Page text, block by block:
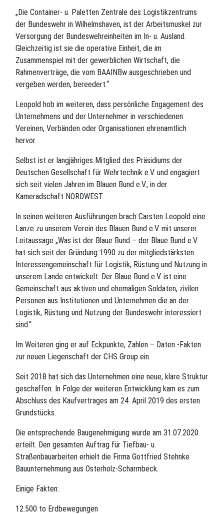
„Die Container- u. Paletten Zentrale des Logistikzentrums
der Bundeswehr in Wilhelmshaven, ist der Arbeitsmuskel zur
Versorgung der Bundeswehreinheiten im In- u. Ausland.
Gleichzeitig ist sie die operative Einheit, die im
Zusammenspiel mit der gewerblichen Wirtschaft, die
Rahmenverträge, die vom BAAINBw ausgeschrieben und
vergeben werden, bereedert.“
Leopold hob im weiteren, dass persönliche Engagement des
Unternehmens und der Unternehmer in verschiedenen
Vereinen, Verbänden oder Organisationen ehrenamtlich
hervor.
Selbst ist er langjähriges Mitglied des Präsidiums der
Deutschen Gesellschaft für Wehrtechnik e.V. und engagiert
sich seit vielen Jahren im Blauen Bund e.V., in der
Kameradschaft NORDWEST.
In seinen weiteren Ausführungen brach Carsten Leopold eine
Lanze zu unserem Verein des Blauen Bund e.V. mit unserer
Leitaussage „Was ist der Blaue Bund – der Blaue Bund e.V.
hat sich seit der Gründung 1990 zu der mitgliedstärksten
Interessengemeinschaft für Logistik, Rüstung und Nutzung in
unserem Lande entwickelt. Der Blaue Bund e.V. ist eine
Gemeinschaft aus aktiven und ehemaligen Soldaten, zivilen
Personen aus Institutionen und Unternehmen die an der
Logistik, Rüstung und Nutzung der Bundeswehr interessiert
sind.“
Im Weiteren ging er auf Eckpunkte, Zahlen – Daten -Fakten
zur neuen Liegenschaft der CHS Group ein.
Seit 2018 hat sich das Unternehmen eine neue, klare Struktur
geschaffen. In Folge der weiteren Entwicklung kam es zum
Abschluss des Kaufvertrages am 24. April 2019 des ersten
Grundstücks.
Die entsprechende Baugenehmigung wurde am 31.07.2020
erteilt. Den gesamten Auftrag für Tiefbau- u.
Straßenbauarbeiten erhielt die Firma Gottfried Stehnke
Bauunternehmung aus Osterholz-Scharmbeck.
Einige Fakten:
12.500 to Erdbewegungen